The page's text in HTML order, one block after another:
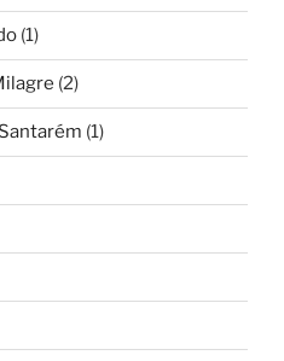
(1)
(2)
(1)